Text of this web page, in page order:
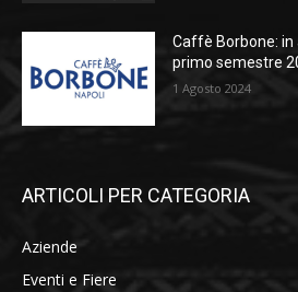
Caffè Borbone: in
primo semestre
1 Agosto 2024
ARTICOLI PER CATEGORIA
Aziende
Eventi e Fiere